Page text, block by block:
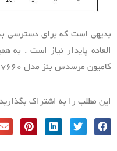
بدیهی است که برای دسترسی
العاده پایدار نیاز است . به
کامیون مرسدس بنز مدل 7660 نصب می شود.
این مطلب را به اشتراک بگذارید